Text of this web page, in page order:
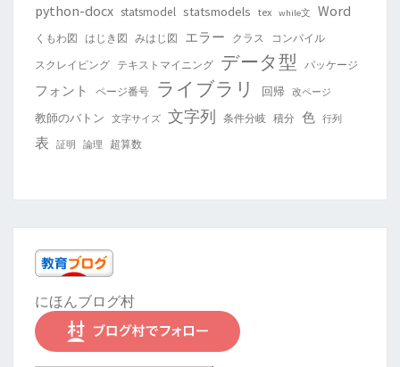
python-docx statsmodel statsmodels tex while文 Word
くもわ図 はじき図 みはじ図 エラー クラス
コンパイル
スクレイピング テキストマイニング データ型 パッケージ
フォント ページ番号 ライブラリ 回帰 改ページ
教師のバトン 文字サイズ 文字列 条件分岐 積分 色 行列
表 証明 論理 超算数
にほんブログ村